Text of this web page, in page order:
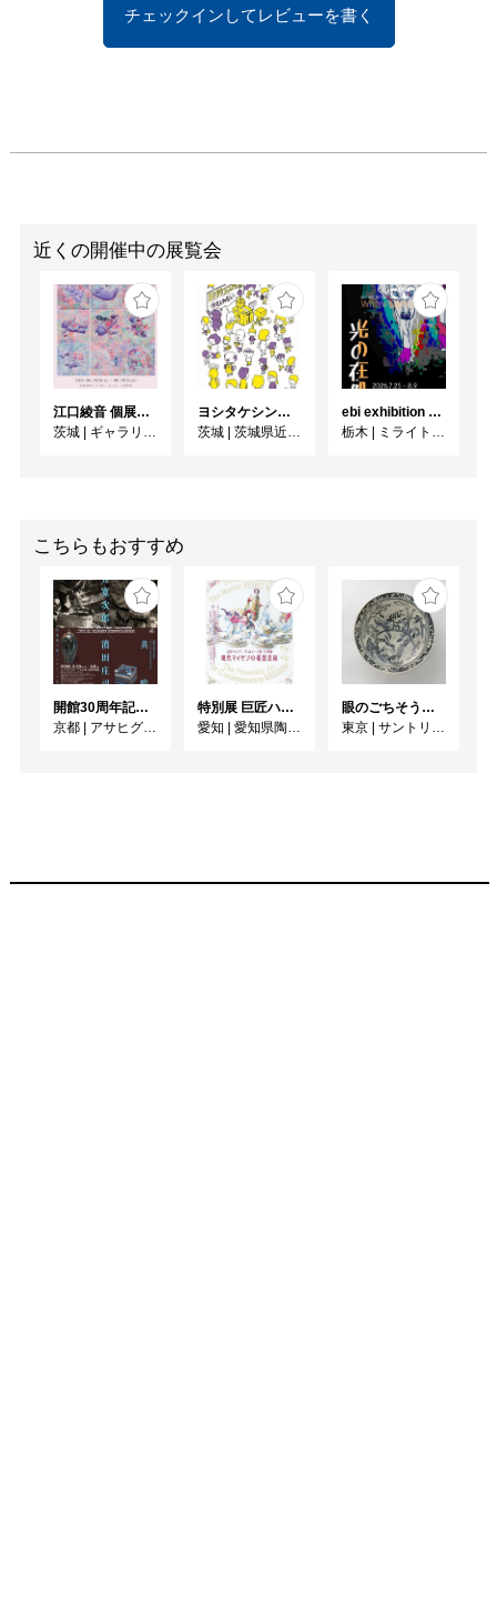
チェックインしてレビューを書く
近くの開催中の展覧会
江口綾音 個展「RINNE」
茨城
ギャラリー桜林
ヨシタケシンスケ展かもしれない
茨城
茨城県近代美術館
ebi exhibition "光の在処"
栃木
ミライト一条ギャラリースペース
こちらもおすすめ
開館30周年記念 山本爲三郎・河井寬次郎没後60年記念 「共鳴 河井寬次郎 × 濱田庄司 ー山本爲三郎コレクションより」
京都
アサヒグループ大山崎山荘美術館
特別展 巨匠ハインツ・ヴェルナーの描いた物語（メルヘン） ー現代マイセンの磁器芸術ー
愛知
愛知県陶磁美術館
眼のごちそう 食器
東京
サントリー美術館